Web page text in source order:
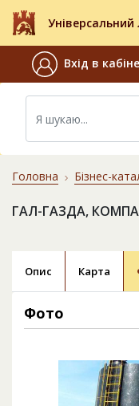
Універсальний
Вхід в
Головна Бізнес-
ГАЛ-ГАЗДА,
Опис Карта
Фото